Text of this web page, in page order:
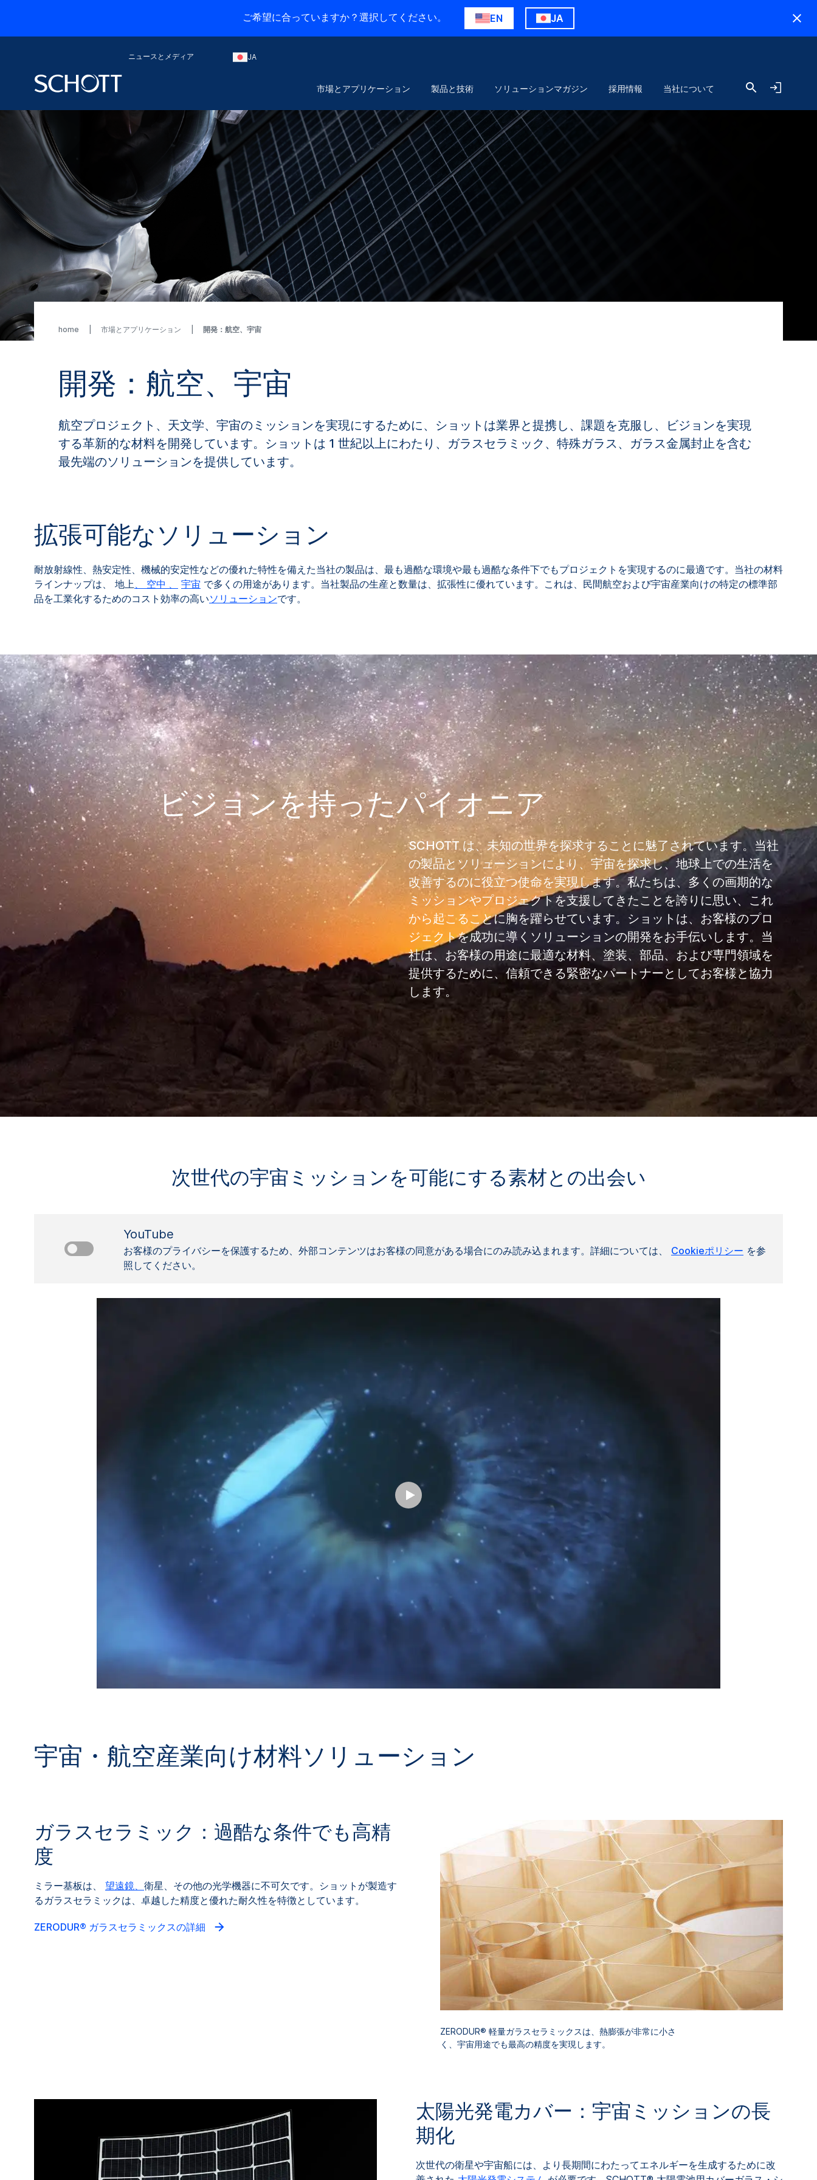
ご希望に合っていますか？選択してください。 EN JA
ニュースとメディア JA
市場とアプリケーション 製品と技術 ソリューションマガジン 採用情報 当社について
home 市場とアプリケーション 開発：航空、宇宙
開発：航空、宇宙
航空プロジェクト、天文学、宇宙のミッションを実現にするために、ショットは業界と提携し、課題を克服し、ビジョンを実現
する革新的な材料を開発しています。ショットは 1 世紀以上にわたり、ガラスセラミック、特殊ガラス、ガラス金属封止を含む
最先端のソリューションを提供しています。
拡張可能なソリューション
耐放射線性、熱安定性、機械的安定性などの優れた特性を備えた当社の製品は、最も過酷な環境や最も過酷な条件下でもプロジェクトを実現するのに最適です。当社の材料
ラインナップは、 地上、 空中 、 宇宙 で多くの用途があります。当社製品の生産と数量は、拡張性に優れています。これは、民間航空および宇宙産業向けの特定の標準部
品を工業化するためのコスト効率の高いソリューションです。
ビジョンを持ったパイオニア
SCHOTT は、未知の世界を探求することに魅了されています。当社
の製品とソリューションにより、宇宙を探求し、地球上での生活を
改善するのに役立つ使命を実現します。私たちは、多くの画期的な
ミッションやプロジェクトを支援してきたことを誇りに思い、これ
から起こることに胸を躍らせています。ショットは、お客様のプロ
ジェクトを成功に導くソリューションの開発をお手伝いします。当
社は、お客様の用途に最適な材料、塗装、部品、および専門領域を
提供するために、信頼できる緊密なパートナーとしてお客様と協力
します。
次世代の宇宙ミッションを可能にする素材との出会い
YouTube
お客様のプライバシーを保護するため、外部コンテンツはお客様の同意がある場合にのみ読み込まれます。詳細については、 Cookieポリシー を参
照してください。
宇宙・航空産業向け材料ソリューション
ガラスセラミック：過酷な条件でも高精
度
ミラー基板は、 望遠鏡、 衛星、その他の光学機器に不可欠です。ショットが製造す
るガラスセラミックは、卓越した精度と優れた耐久性を特徴としています。
ZERODUR® ガラスセラミックスの詳細
ZERODUR® 軽量ガラスセラミックスは、熱膨張が非常に小さ
く、宇宙用途でも最高の精度を実現します。
太陽光発電カバー：宇宙ミッションの長
期化
次世代の衛星や宇宙船には、より長期間にわたってエネルギーを生成するために改